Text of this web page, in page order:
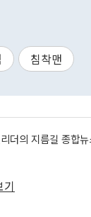
침착맨
더의 지름길 종합
기